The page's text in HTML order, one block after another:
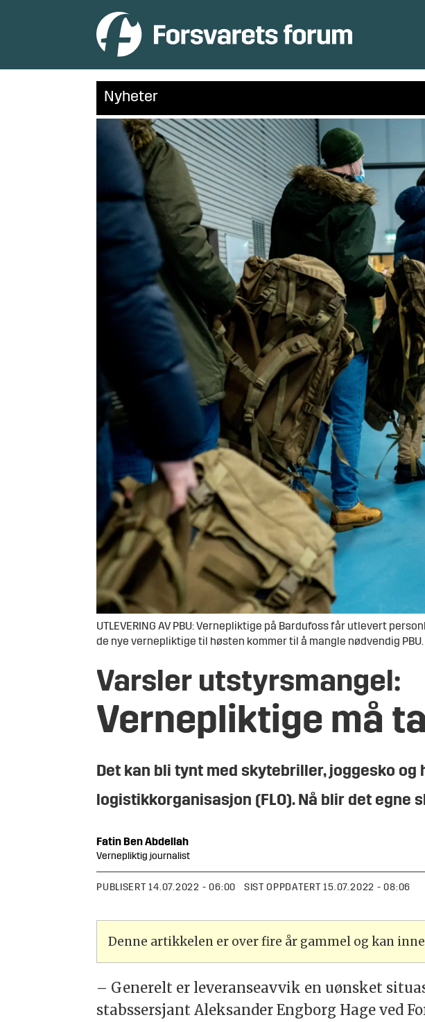
Nyheter
UTLEVERING AV PBU: Vernepliktige på Bardufoss får utlevert
de nye vernepliktige til høsten kommer til å mangle nødvendig
Varsler utstyrsmangel:
Vernepliktige må
Det kan bli tynt med skytebriller, joggesko
logistikkorganisasjon (FLO). Nå blir det egne
Fatin Ben Abdellah
Vernepliktig journalist
PUBLISERT 14.07.2022 - 06:00 SIST OPPDATERT 15.07.2022 - 08:06
Denne artikkelen er over fire år gammel og kan
– Generelt er leveranseavvik en uønsket
stabssersjant Aleksander Engborg Hage ved